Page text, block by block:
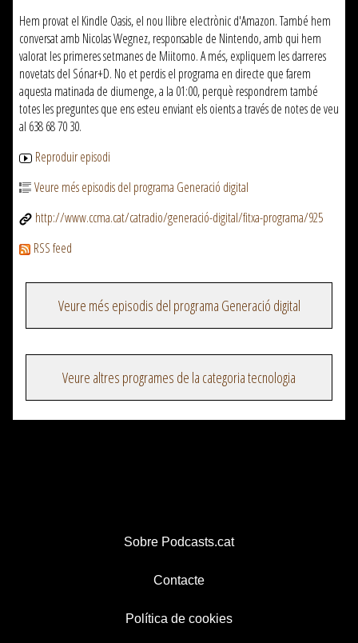
Hem provat el Kindle Oasis, el nou llibre electrònic d'Amazon. També hem
conversat amb Nicolas Wegnez, responsable de Nintendo, amb qui hem
valorat les primeres setmanes de Miitomo. A més, expliquem les darreres
novetats del Sónar+D. No et perdis el programa en directe que farem
aquesta matinada de diumenge, a la 01:00, perquè respondrem també
totes les preguntes que ens esteu enviant els oients a través de notes de veu
al 638 68 70 30.
Reproduir episodi
Veure més episodis del programa Generació digital
http://www.ccma.cat/catradio/generació-digital/fitxa-programa/925
RSS feed
Veure més episodis del programa Generació digital
Veure altres programes de la categoria tecnologia
Sobre Podcasts.cat
Contacte
Política de cookies